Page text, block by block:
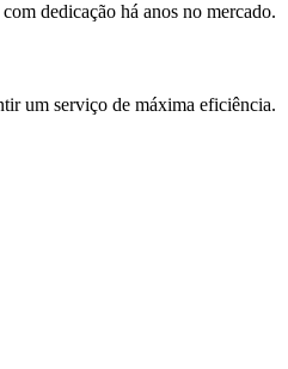
dedicação há anos no mercado.
um serviço de máxima eficiência.